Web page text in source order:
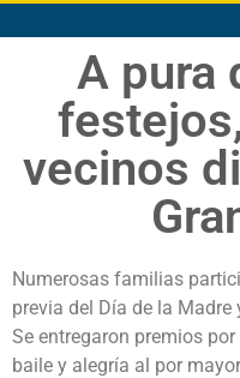
A pura
vecinos
Numerosas familias
previa del Día de la Madre
Se entregaron premios
baile y alegría al por